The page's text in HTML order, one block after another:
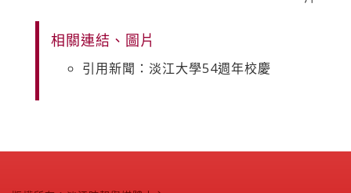
相關連結、圖片
引用新聞：淡江大學54週年校慶